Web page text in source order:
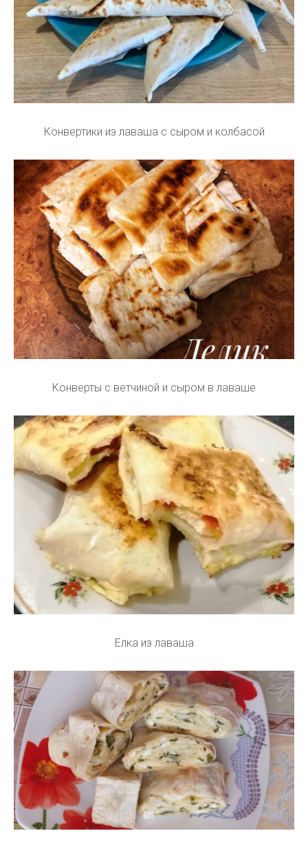
Конвертики из лаваша с сыром и колбасой
Конверты с ветчиной и сыром в лаваше
Елка из лаваша